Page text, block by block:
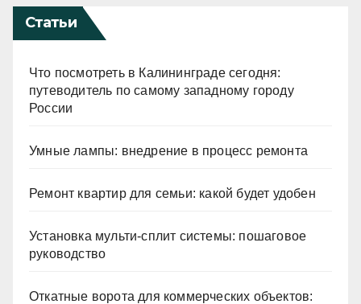
Статьи
Что посмотреть в Калининграде сегодня:
путеводитель по самому западному городу
России
Умные лампы: внедрение в процесс ремонта
Ремонт квартир для семьи: какой будет удобен
Установка мульти-сплит системы: пошаговое
руководство
Откатные ворота для коммерческих объектов: